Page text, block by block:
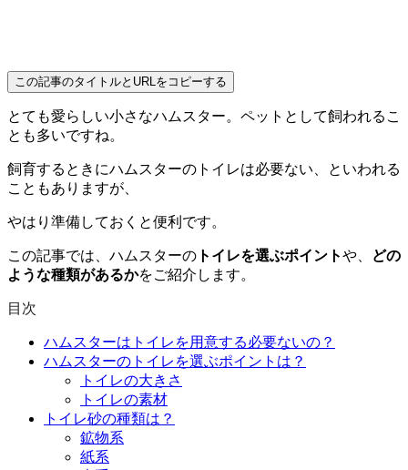
この記事のタイトルとURLをコピーする
とても愛らしい小さなハムスター。ペットとして飼われるこ
とも多いですね。
飼育するときにハムスターのトイレは必要ない、といわれる
こともありますが、
やはり準備しておくと便利です。
この記事では、ハムスターの トイレを選ぶポイントや、
どの
ような種類があるかをご紹介します。
目次
ハムスターはトイレを用意する必要ないの？
ハムスターのトイレを選ぶポイントは？
トイレの大きさ
トイレの素材
トイレ砂の種類は？
鉱物系
紙系